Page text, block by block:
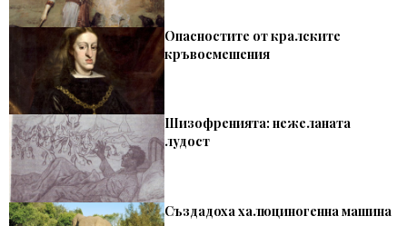
Опасностите от кралските
кръвосмешения
Шизофренията: нежеланата
лудост
Създадоха халюциногенна машина